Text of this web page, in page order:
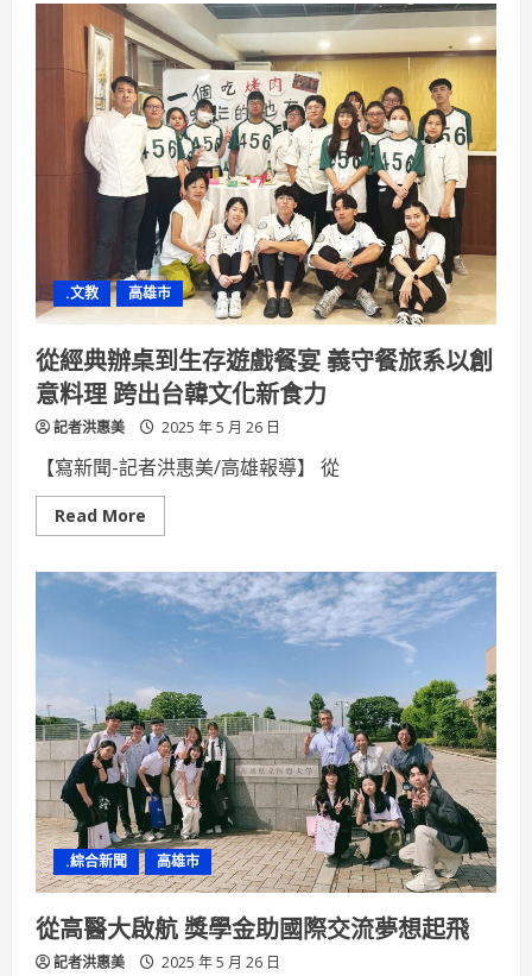
港
醫
院
獲
越
南
175
軍
醫
院
50
年
來
首
度
跨
海
邀
請
全
台
唯
一
代
表
出
院
慶
盛
系
展
現
外
交
力
.文教 高雄市
從經典辦桌到生存遊戲餐宴 義守餐旅系以創
意料理 跨出台韓文化新食力
記者洪惠美 2025 年 5 月 26 日
【寫新聞-記者洪惠美/高雄報導】 從
Read More
more
經
典
存
遊
戲
餐
宴
義
守
餐
旅
系
以
創
意
料
理
跨
出
台
.綜合新聞 高雄市
從高醫大啟航 獎學金助國際交流夢想起飛
記者洪惠美 2025 年 5 月 26 日